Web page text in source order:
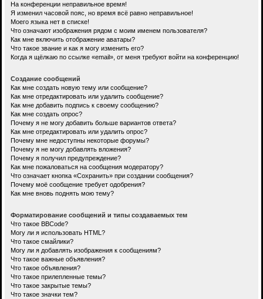
На конференции неправильное время!
Я изменил часовой пояс, но время всё равно неправильное!
Моего языка нет в списке!
Что означают изображения рядом с моим именем пользователя?
Как мне включить отображение аватары?
Что такое звание и как я могу изменить его?
Когда я щёлкаю по ссылке «email», от меня требуют войти на конференцию!
Создание сообщений
Как мне создать новую тему или сообщение?
Как мне отредактировать или удалить сообщение?
Как мне добавить подпись к своему сообщению?
Как мне создать опрос?
Почему я не могу добавить больше вариантов ответа?
Как мне отредактировать или удалить опрос?
Почему мне недоступны некоторые форумы?
Почему я не могу добавлять вложения?
Почему я получил предупреждение?
Как мне пожаловаться на сообщения модератору?
Что означает кнопка «Сохранить» при создании сообщения?
Почему моё сообщение требует одобрения?
Как мне вновь поднять мою тему?
Форматирование сообщений и типы создаваемых тем
Что такое BBCode?
Могу ли я использовать HTML?
Что такое смайлики?
Могу ли я добавлять изображения к сообщениям?
Что такое важные объявления?
Что такое объявления?
Что такое прилепленные темы?
Что такое закрытые темы?
Что такое значки тем?